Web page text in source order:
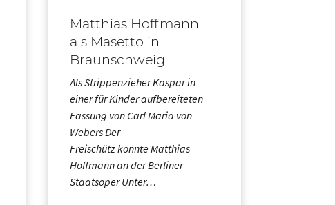
Matthias Hoffmann
als Masetto in
Braunschweig
Als Strippenzieher Kaspar in
einer für Kinder aufbereiteten
Fassung von Carl Maria von
Webers Der
Freischütz konnte Matthias
Hoffmann an der Berliner
Staatsoper Unter…